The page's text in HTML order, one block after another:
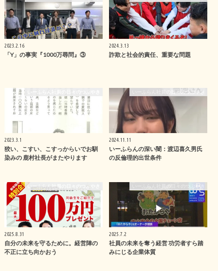
2023.2.16
「Y」の事実『1000万尋問』③
2024.3.13
詐欺と社会的責任、重要な問題
いーふらん社員の日々のつぶやき
2023.3.1
狡い、こすい、こすっからいでお馴
染みの 鹿村社長がまたやります
いーふらん社員の日々のつぶやき
2024.11.11
いーふらんの深い闇：渡辺喜久男氏
の反倫理的出世条件
いーふらん社員の日々のつぶやき
2025.8.31
自分の未来を守るために。経営陣の
不正に立ち向かおう
いーふらん社員の日々のつぶやき
2025.7.2
社員の未来を奪う経営 功労者すら踏
みにじる企業体質